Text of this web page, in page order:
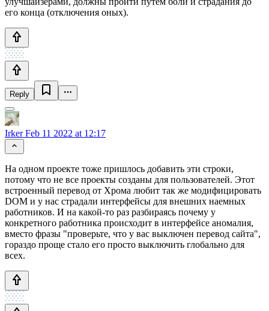
его конца (отключения оных).
Reply
IrkerFeb 11 2022 at 12:17
На одном проекте тоже пришлось добавить эти строки,
потому что не все проекты созданы для пользователей. Этот
встроенный перевод от Хрома любит так же модифицировать
DOM и у нас страдали интерфейсы для внешних наемных
работников. И на какой-то раз разбираясь почему у
конкретного работника происходит в интерфейсе аномалия,
вместо фразы "проверьте, что у вас выключен перевод сайта",
гораздо проще стало его просто выключить глобально для
всех.